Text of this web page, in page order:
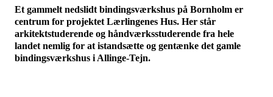
Et gammelt nedslidt bindingsværkshus på Bornholm er
centrum for projektet Lærlingenes Hus. Her står
arkitektstuderende og håndværksstuderende fra hele
landet nemlig for at istandsætte og gentænke det gamle
bindingsværkshus i Allinge-Tejn.